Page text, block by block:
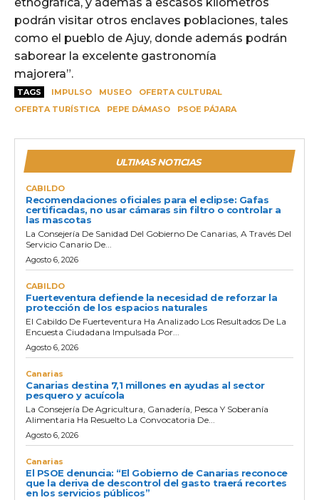
podrán visitar otros enclaves poblaciones, tales
como el pueblo de Ajuy, donde además podrán
saborear la excelente gastronomía
majorera”.
TAGS IMPULSO MUSEO
OFERTA CULTURAL
OFERTA TURÍSTICA
PEPE DÁMASO PSOE PÁJARA
ULTIMAS NOTICIAS
CABILDO
Recomendaciones oficiales para el eclipse: Gafas
certificadas, no usar cámaras sin filtro o controlar a
las mascotas
La Consejería De Sanidad Del Gobierno De Canarias, A Través Del
Servicio Canario De...
Agosto 6, 2026
CABILDO
Fuerteventura defiende la necesidad de reforzar la
protección de los espacios naturales
El Cabildo De Fuerteventura Ha Analizado Los Resultados De La
Encuesta Ciudadana Impulsada Por...
Agosto 6, 2026
Canarias
Canarias destina 7,1 millones en ayudas al sector
pesquero y acuícola
La Consejería De Agricultura, Ganadería, Pesca Y Soberanía
Alimentaria Ha Resuelto La Convocatoria De...
Agosto 6, 2026
Canarias
El PSOE denuncia: “El Gobierno de Canarias reconoce
que la deriva de descontrol del gasto traerá recortes
en los servicios públicos”